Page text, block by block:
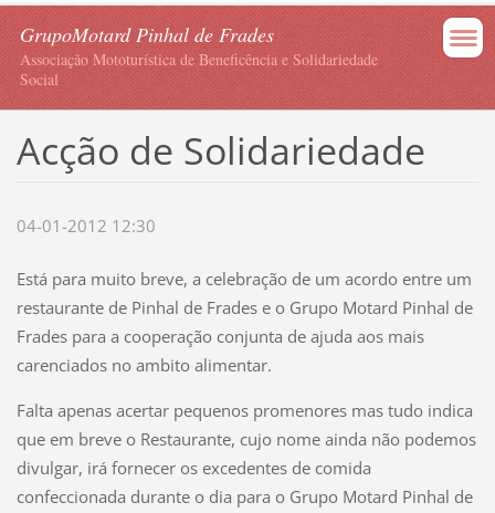
GrupoMotard Pinhal de Frades
Associação Mototurística de Beneficência e Solidariedade
Social
Acção de Solidariedade
04-01-2012 12:30
Está para muito breve, a celebração de um acordo entre um
restaurante de Pinhal de Frades e o Grupo Motard Pinhal de
Frades para a cooperação conjunta de ajuda aos mais
carenciados no ambito alimentar.
Falta apenas acertar pequenos promenores mas tudo indica
que em breve o Restaurante, cujo nome ainda não podemos
divulgar, irá fornecer os excedentes de comida
confeccionada durante o dia para o Grupo Motard Pinhal de